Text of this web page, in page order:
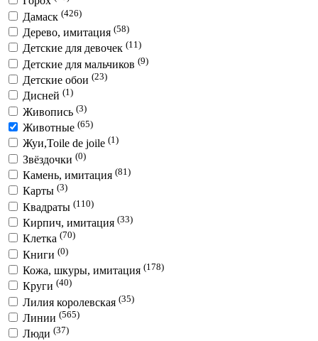
Дамаск (426)
Дерево, имитация (58)
Детские для девочек (11)
Детские для мальчиков (9)
Детские обои (23)
Дисней (1)
Живопись (3)
Животные (65)
Жуи,Toile de joile (1)
Звёздочки (0)
Камень, имитация (81)
Карты (3)
Квадраты (110)
Кирпич, имитация (33)
Клетка (70)
Книги (0)
Кожа, шкуры, имитация (178)
Круги (40)
Лилия королевская (35)
Линии (565)
Люди (37)